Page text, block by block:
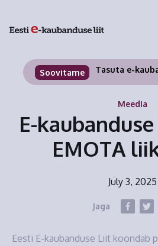
Soovitame Tasuta e-
Meedia
E-
EMOTA
July 3, 2025
Jaga
Eesti E-kaubanduse Liit koondab